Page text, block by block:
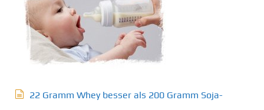
22 Gramm Whey besser als 200 Gramm Soja-